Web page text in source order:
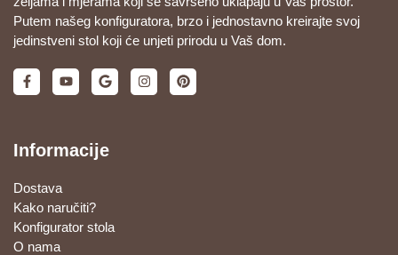
Putem našeg konfiguratora, brzo i jednostavno kreirajte svoj
jedinstveni stol koji će unjeti prirodu u Vaš dom.
Informacije
Dostava
Kako naručiti?
Konfigurator stola
O nama